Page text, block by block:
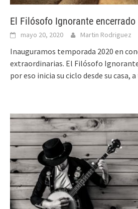
El Filósofo Ignorante encerrado
mayo 20, 2020 Martin Rodriguez
Inauguramos temporada 2020 en
extraordinarias. El Filósofo
por eso inicia su ciclo desde su casa,